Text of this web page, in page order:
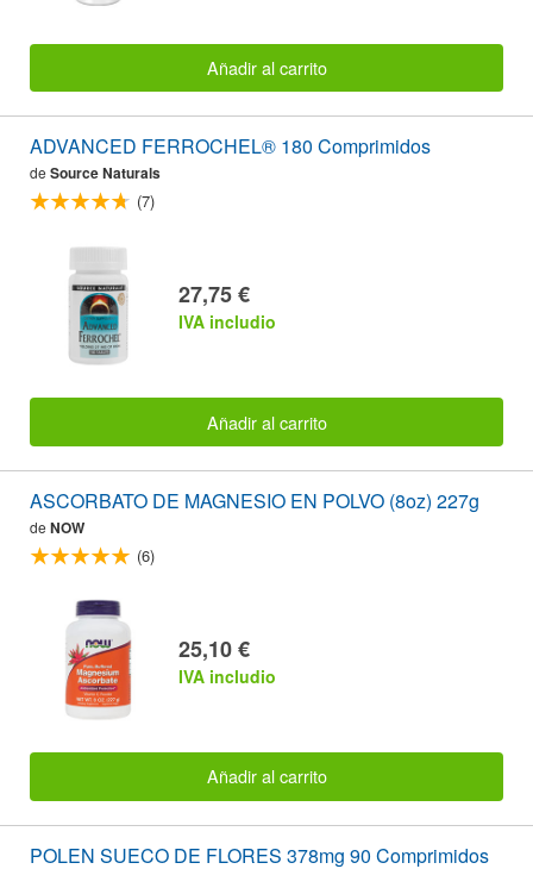
Añadir al carrito
ADVANCED FERROCHEL® 180 Comprimidos
de Source Naturals
(7)
27,75 €
IVA includio
Añadir al carrito
ASCORBATO DE MAGNESIO EN POLVO (8oz) 227g
de NOW
(6)
25,10 €
IVA includio
Añadir al carrito
POLEN SUECO DE FLORES 378mg 90 Comprimidos